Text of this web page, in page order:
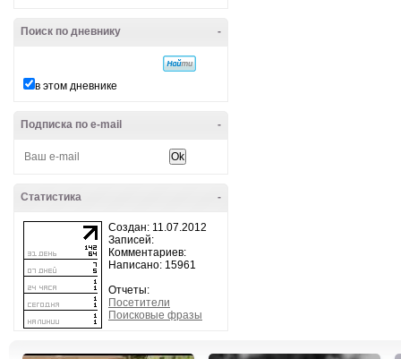
-
Поиск по дневнику
в этом дневнике
-
Подписка по e-mail
-
Статистика
Создан: 11.07.2012
Записей:
Комментариев:
Написано: 15961
Отчеты:
Посетители
Поисковые фразы